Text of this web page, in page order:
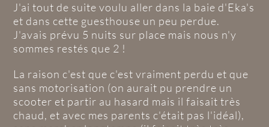
J'ai tout de suite voulu aller dans la baie d'Eka's
et dans cette guesthouse un peu perdue.
J'avais prévu 5 nuits sur place mais nous n'y
sommes restés que 2 !
La raison c'est que c'est vraiment perdu et que
sans motorisation (on aurait pu prendre un
scooter et partir au hasard mais il faisait très
chaud, et avec mes parents c'était pas l'idéal),